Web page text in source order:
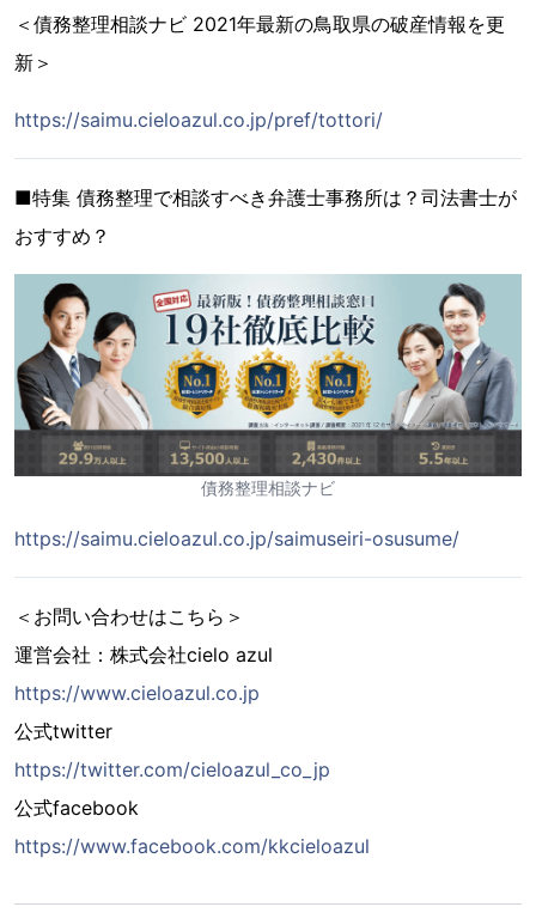
＜債務整理相談ナビ 2021年最新の鳥取県の破産情報を更
新＞
https://saimu.cieloazul.co.jp/pref/tottori/
■特集 債務整理で相談すべき弁護士事務所は？司法書士が
おすすめ？
債務整理相談ナビ
https://saimu.cieloazul.co.jp/saimuseiri-osusume/
＜お問い合わせはこちら＞
運営会社：株式会社cielo azul
https://www.cieloazul.co.jp
公式twitter
https://twitter.com/cieloazul_co_jp
公式facebook
https://www.facebook.com/kkcieloazul